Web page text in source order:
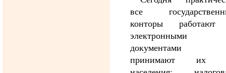
все
конторы
электронными
документами
принимают их